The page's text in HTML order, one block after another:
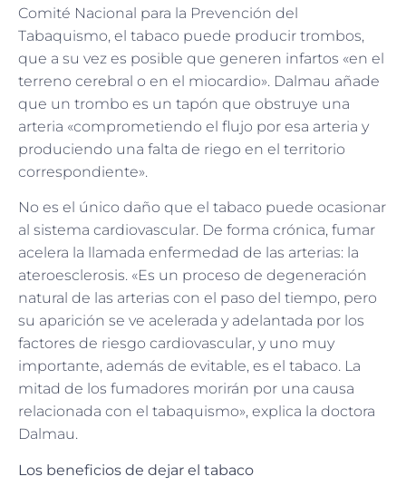
Comité Nacional para la Prevención del
Tabaquismo, el tabaco puede producir trombos,
que a su vez es posible que generen infartos «en el
terreno cerebral o en el miocardio». Dalmau añade
que un trombo es un tapón que obstruye una
arteria «comprometiendo el flujo por esa arteria y
produciendo una falta de riego en el territorio
correspondiente».
No es el único daño que el tabaco puede ocasionar
al sistema cardiovascular. De forma crónica, fumar
acelera la llamada enfermedad de las arterias: la
ateroesclerosis. «Es un proceso de degeneración
natural de las arterias con el paso del tiempo, pero
su aparición se ve acelerada y adelantada por los
factores de riesgo cardiovascular, y uno muy
importante, además de evitable, es el tabaco. La
mitad de los fumadores morirán por una causa
relacionada con el tabaquismo», explica la doctora
Dalmau.
Los beneficios de dejar el tabaco